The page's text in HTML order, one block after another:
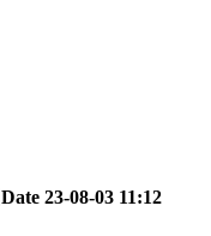
Date 23-08-03 11:12